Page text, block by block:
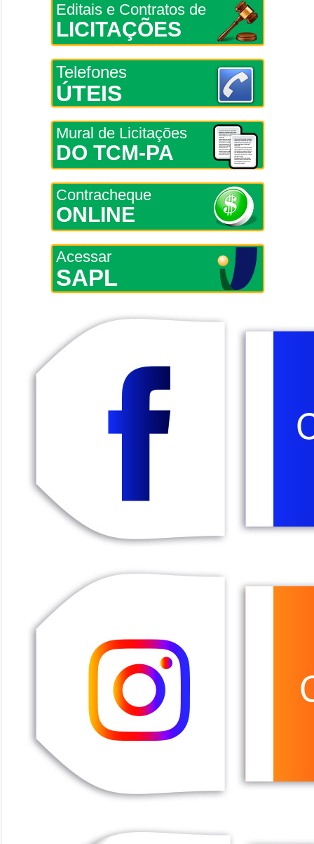
Editais e Contratos de
LICITAÇÕES
Telefones
ÚTEIS
Mural de Licitações
DO TCM-PA
Contracheque
ONLINE
Acessar
SAPL